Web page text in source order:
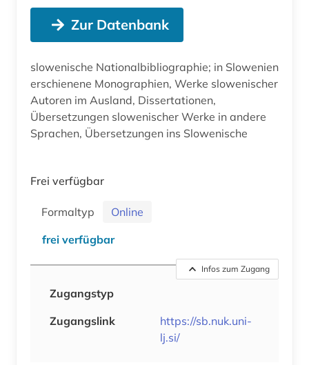
Zur Datenbank
slowenische Nationalbibliographie; in Slowenien
erschienene Monographien, Werke slowenischer
Autoren im Ausland, Dissertationen,
Übersetzungen slowenischer Werke in andere
Sprachen, Übersetzungen ins Slowenische
Frei verfügbar
Formaltyp
Online
frei verfügbar
Infos zum Zugang
Zugangstyp
Zugangslink
https://sb.nuk.uni-
lj.si/